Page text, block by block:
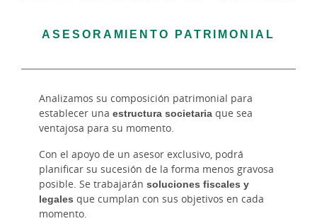
ASESORAMIENTO PATRIMONIAL
Analizamos su composición patrimonial para
establecer una estructura societaria que sea
ventajosa para su momento.
Con el apoyo de un asesor exclusivo, podrá
planificar su sucesión de la forma menos gravosa
posible. Se trabajarán soluciones fiscales y
legales que cumplan con sus objetivos en cada
momento.